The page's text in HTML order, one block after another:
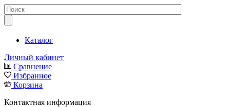
Каталог
Личный кабинет
Сравнение
Избранное
Корзина
Контактная информация